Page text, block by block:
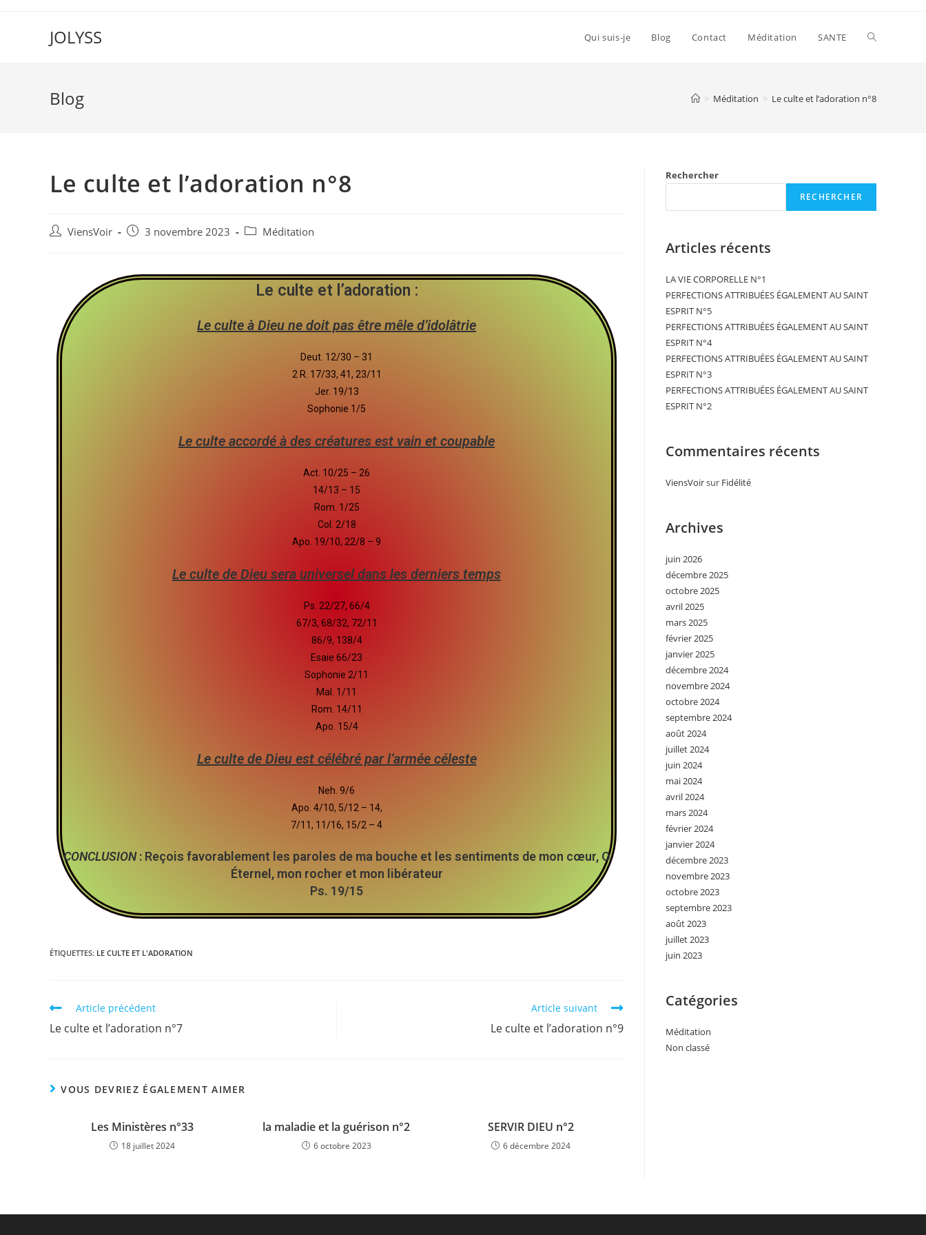
JOLYSS Qui suis-je Blog Contact Méditation SANTE
Blog > Méditation > Le culte et l’adoration n°8
Le culte et l’adoration n°8
ViensVoir 3 novembre 2023 Méditation
Le culte et l’adoration :
Le culte à Dieu ne doit pas être mêle d’idolâtrie
Deut. 12/30 – 31
2 R. 17/33, 41, 23/11
Jer. 19/13
Sophonie 1/5
Le culte accordé à des créatures est vain et coupable
Act. 10/25 – 26
14/13 – 15
Rom. 1/25
Col. 2/18
Apo. 19/10, 22/8 – 9
Le culte de Dieu sera universel dans les derniers temps
Ps. 22/27, 66/4
67/3, 68/32, 72/11
86/9, 138/4
Esaie 66/23
Sophonie 2/11
Mal. 1/11
Rom. 14/11
Apo. 15/4
Le culte de Dieu est célébré par l’armée céleste
Neh. 9/6
Apo. 4/10, 5/12 – 14,
7/11, 11/16, 15/2 – 4
CONCLUSION: Reçois favorablement les paroles de ma bouche et les sentiments de mon cœur, O
Éternel, mon rocher et mon libérateur
Ps. 19/15
ÉTIQUETTES: LE CULTE ET L'ADORATION
Article précédent
Le culte et l’adoration n°7
Article suivant
Le culte et l’adoration n°9
VOUS DEVRIEZ ÉGALEMENT AIMER
Les Ministères n°33
18 juillet 2024
la maladie et la guérison n°2
6 octobre 2023
SERVIR DIEU n°2
6 décembre 2024
Rechercher
RECHERCHER
Articles récents
LA VIE CORPORELLE N°1
PERFECTIONS ATTRIBUÉES ÉGALEMENT AU SAINT
ESPRIT N°5
PERFECTIONS ATTRIBUÉES ÉGALEMENT AU SAINT
ESPRIT N°4
PERFECTIONS ATTRIBUÉES ÉGALEMENT AU SAINT
ESPRIT N°3
PERFECTIONS ATTRIBUÉES ÉGALEMENT AU SAINT
ESPRIT N°2
Commentaires récents
ViensVoirsur Fidélité
Archives
juin 2026
décembre 2025
octobre 2025
avril 2025
mars 2025
février 2025
janvier 2025
décembre 2024
novembre 2024
octobre 2024
septembre 2024
août 2024
juillet 2024
juin 2024
mai 2024
avril 2024
mars 2024
février 2024
janvier 2024
décembre 2023
novembre 2023
octobre 2023
septembre 2023
août 2023
juillet 2023
juin 2023
Catégories
Méditation
Non classé